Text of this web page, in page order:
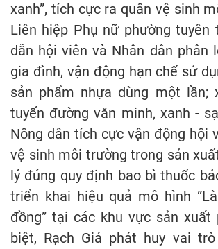
xanh”, tích cực ra quân vệ sinh
Liên hiệp Phụ nữ phường tuyên
dẫn hội viên và Nhân dân phân
gia đình, vận động hạn chế sử
sản phẩm nhựa dùng một lần;
tuyến đường văn minh, xanh -
Nông dân tích cực vận động hội
vệ sinh môi trường trong sản
lý đúng quy định bao bì thuốc
triển khai hiệu quả mô hình
đồng” tại các khu vực sản xuất
biệt, Rạch Giá phát huy vai